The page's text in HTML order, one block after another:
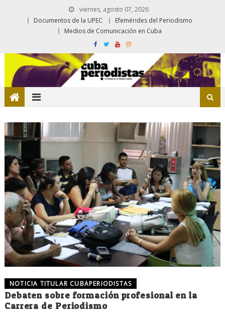
viernes, agosto 07, 2026
Documentos de la UPEC
Efemérides del Periodismo
Medios de Comunicación en Cuba
NOTICIA TITULAR CUBAPERIODISTAS
Debaten sobre formación profesional en la
Carrera de Periodismo